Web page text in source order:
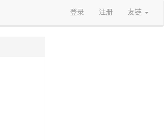
登录 注册 友链